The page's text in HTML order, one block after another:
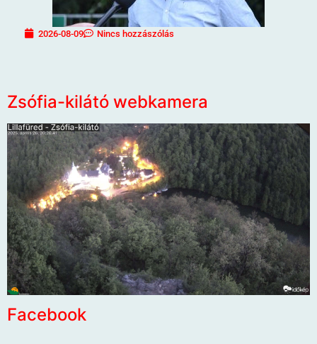
2026-08-09 Nincs hozzászólás
Zsófia-kilátó webkamera
Facebook